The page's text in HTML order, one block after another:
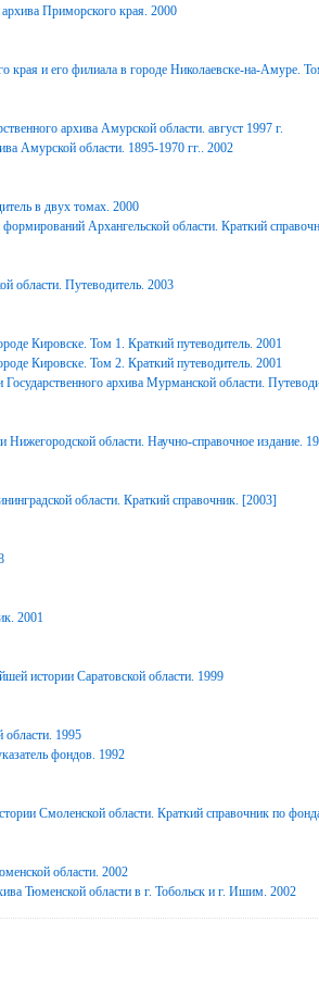
Приморского края. 2000
края и его филиала в городе Николаевске-на-Амуре.
архива Амурской области. август 1997 г.
Амурской области. 1895-1970 гг.. 2002
в двух томах. 2000
Архангельской области. Краткий
области. Путеводитель. 2003
Кировске. Том 1. Краткий путеводитель. 2001
Кировске. Том 2. Краткий путеводитель. 2001
архива Мурманской области.
области. Научно-справочное издание.
области. Краткий справочник. [2003]
2001
истории Саратовской области. 1999
области. 1995
фондов. 1992
Смоленской области. Краткий справочник по
области. 2002
Тюменской области в г. Тобольск и г. Ишим. 2002